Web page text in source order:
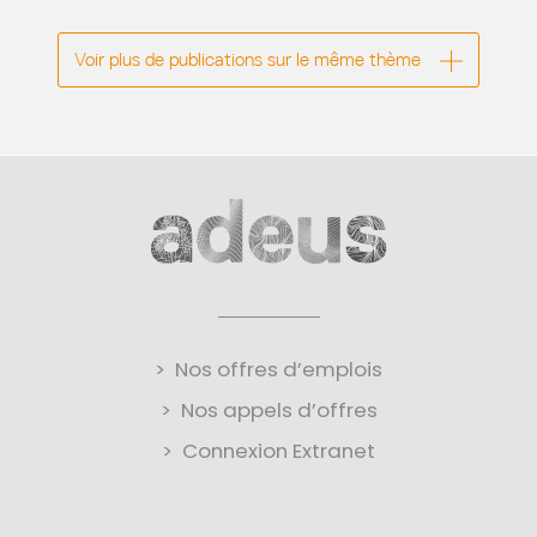
Voir plus de publications sur le même thème
Nos offres d’emplois
Nos appels d’offres
Connexion Extranet